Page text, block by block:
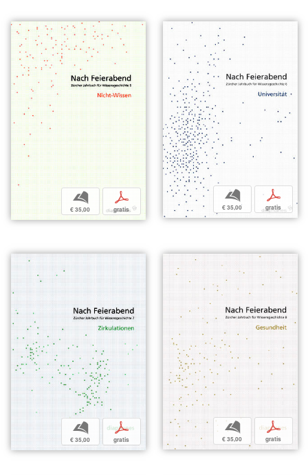
b
€ 35,00
p
gratis
b
€ 35,00
p
gratis
b
€ 35,00
p
gratis
b
€ 35,00
p
gratis